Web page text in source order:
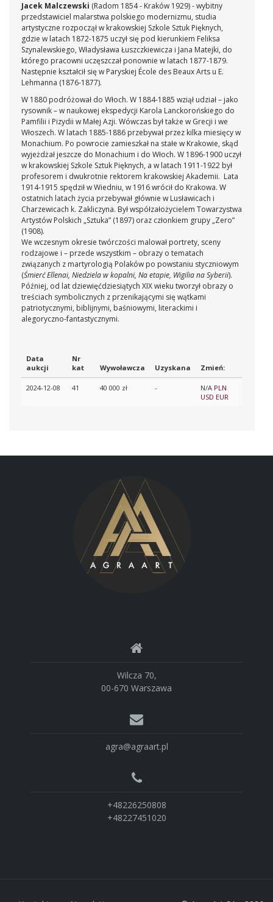
Jacek Malczewski (Radom 1854 - Kraków 1929) - wybitny
przedstawiciel malarstwa polskiego modernizmu, studia
artystyczne rozpoczął w krakowskiej Szkole Sztuk Pięknych,
gdzie w latach 1872-1875 uczył się pod kierunkiem Feliksa
Szynalewskiego, Władysława Łuszczkiewicza i Jana Matejki, do
którego pracowni uczęszczał ponownie w latach 1877-1879.
Następnie kształcił się w Paryskiej École des Beaux Arts u E.
Lehmanna (1876-1877).
W 1880 podróżował do Włoch. W 1884-1885 wziął udział – jako
rysownik – w naukowej ekspedycji Karola Lanckorońskiego do
Pamfilii i Pizydii w Małej Azji. Wówczas był także w Grecji i we
Włoszech. W latach 1885-1886 przebywał przez kilka miesięcy w
Monachium. Po powrocie zamieszkał na stałe w Krakowie, skąd
wyjeżdżał jeszcze do Monachium i do Włoch. W 1896-1900 uczył
w krakowskiej Szkole Sztuk Pięknych, a w latach 1911-1922 był
profesorem i dwukrotnie rektorem krakowskiej Akademii. Lata
1914-1915 spędził w Wiedniu, w 1916 wrócił do Krakowa. W
ostatnich latach życia przebywał głównie w Lusławicach i
Charzewicach k. Zakliczyna. Był współzałożycielem Towarzystwa
Artystów Polskich „Sztuka” (1897) oraz członkiem grupy „Zero”
(1908).
We wczesnym okresie twórczości malował portrety, sceny
rodzajowe i – przede wszystkim – obrazy o tematach
związanych z martyrologią Polaków po powstaniu styczniowym
(Śmierć Ellenai, Niedziela w kopalni, Na etapie, Wigilia na Syberii).
Później, od lat dziewięćdziesiątych XIX wieku tworzył obrazy o
treściach symbolicznych z przenikającymi się wątkami
patriotycznymi, biblijnymi, baśniowymi, literackimi i
alegoryczno-fantastycznymi.
Data
aukcji
Nr
kat
Wywoławcza Uzyskana Zmień:
2024-12-08 41 40 000 zł - N/A PLN
USD EUR
Wilcza 70,
00-670 Warszawa
agra@agraart.pl
+48226250808
+48227451020